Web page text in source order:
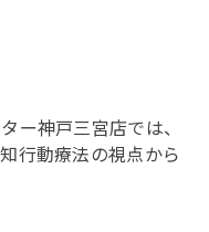
ー神戸三宮店では、
行動療法の視点から